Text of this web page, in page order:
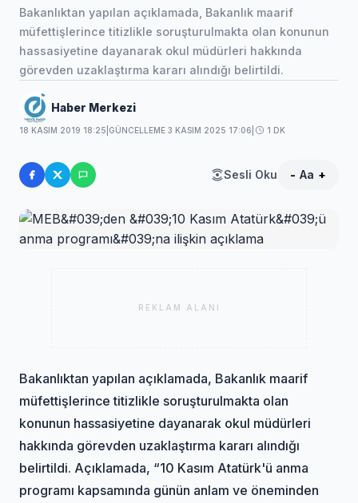
Bakanlıktan yapılan açıklamada, Bakanlık maarif
müfettişlerince titizlikle soruşturulmakta olan konunun
hassasiyetine dayanarak okul müdürleri hakkında
görevden uzaklaştırma kararı alındığı belirtildi.
Haber Merkezi
18 KASIM 2019 18:25 GÜNCELLEME 3 KASIM 2025 17:06 1 DK
Sesli Oku - Aa +
REKLAM ALANI
Bakanlıktan yapılan açıklamada, Bakanlık maarif
müfettişlerince titizlikle soruşturulmakta olan
konunun hassasiyetine dayanarak okul müdürleri
hakkında görevden uzaklaştırma kararı alındığı
belirtildi. Açıklamada, “10 Kasım Atatürk'ü anma
programı kapsamında günün anlam ve öneminden